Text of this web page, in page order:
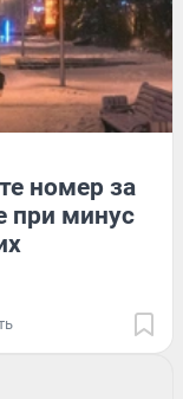
номер за
при минус